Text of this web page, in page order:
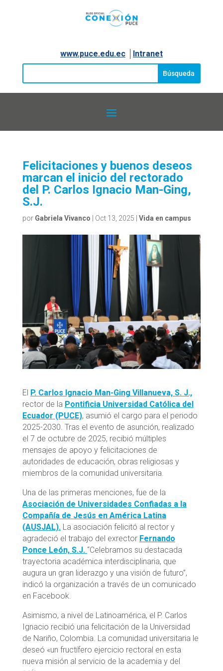
www.puce.edu.ec│ Intranet
Felicitaciones y buenos deseos
marcan el inicio del rectorado
del P. Carlos Ignacio Man-Ging,
S.J.
por Gabriela Vivanco Oct 13, 2025 Vida en campus
El P. Carlos Ignacio Man-Ging Villanueva, S. J.,
rector de la Pontificia Universidad Católica del
Ecuador (PUCE), asumió el cargo para el periodo
2025-2030. Tras el evento de asunción, realizado
el 7 de octubre de 2025, recibió múltiples
mensajes de apoyo y felicitaciones de
autoridades de educación, obras religiosas y
miembros de la comunidad universitaria.
Una de las primeras menciones, fue de la
Asociación de Universidades Confiadas a la
Compañía de Jesús en América Latina
(AUSJAL).La asociación felicitó al rector y
agradeció el trabajo del exrector Fernando
Ponce León, S.J. “Celebramos su destacada
trayectoria académica interdisciplinaria, que
augura un gran liderazgo y una visión de futuro”,
indicó la organización a través de un comunicado
en Facebook.
Asimismo, a nivel de Latinoamérica, el P. Carlos
Ignacio recibió una felicitación de la Universidad
de Nariño, Colombia. La comunidad universitaria le
deseó «un fructífero ejercicio rectoral en esta
nueva misión al servicio de la academia y del